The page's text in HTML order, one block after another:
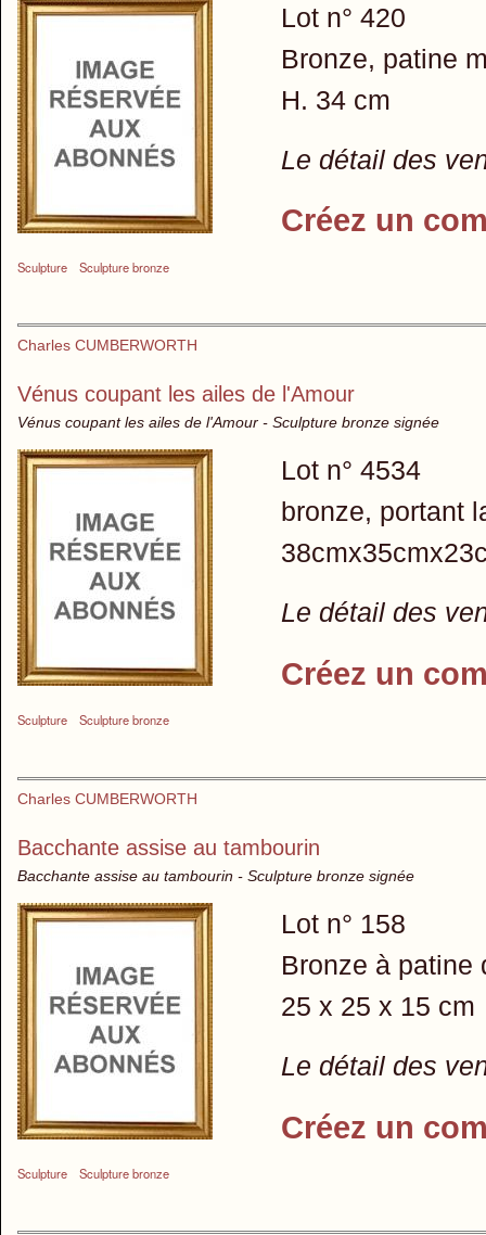
Sculpture Sculpture bronze
Lot n° 420
Bronze, patine
H. 34 cm
Le détail des
Créez un
Charles CUMBERWORTH
Vénus coupant les ailes de l'Amour
Vénus coupant les ailes de l'Amour - Sculpture bronze signée
Sculpture Sculpture bronze
Lot n° 4534
bronze, portant
Le détail des
Créez un
Charles CUMBERWORTH
Bacchante assise au tambourin
Bacchante assise au tambourin - Sculpture bronze signée
Sculpture Sculpture bronze
Lot n° 158
Bronze à patine
25 x 25 x 15 cm
Le détail des
Créez un